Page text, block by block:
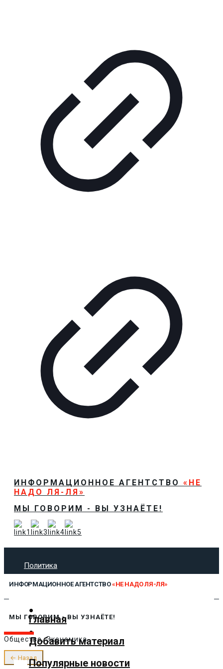
ИНФОРМАЦИОННОЕ АГЕНТСТВО «НЕ
НАДО ЛЯ-ЛЯ»
МЫ ГОВОРИМ - ВЫ УЗНАЁТЕ!
Политика
Технологии
Предложить новость
О нас
ИНФОРМАЦИОННОЕ АГЕНТСТВО«НЕ НАДО ЛЯ-ЛЯ»
Главная
Добавить материал
Популярные новости
МЫ ГОВОРИМ - ВЫ УЗНАЁТЕ!
Общество, Экономика
← Назад